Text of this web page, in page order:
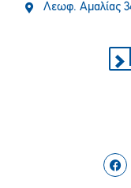
Λεωφ. Αμαλίας